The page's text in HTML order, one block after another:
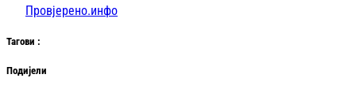
Провјерено.инфо
Тагови :
Подијели